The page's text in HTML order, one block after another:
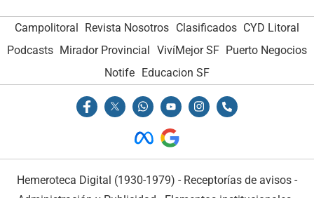
Campolitoral Revista Nosotros Clasificados CYD Litoral
Podcasts Mirador Provincial VivíMejor SF Puerto Negocios
Notife Educacion SF
Hemeroteca Digital (1930-1979) - Receptorías de avisos -